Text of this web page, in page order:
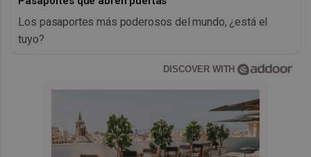
Los pasaportes más poderosos del mundo, ¿está el
tuyo?
DISCOVER WITH